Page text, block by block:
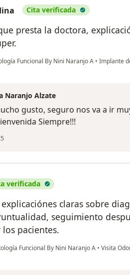
Cita verificada
presta la doctora,
Funcional By Nini Naranjo A • Implante
Naranjo Alzate
gusto, seguro nos va a ir
Siempre!!!
verificada
claras sobre
seguimiento
pacientes.
Funcional By Nini Naranjo A • Visita